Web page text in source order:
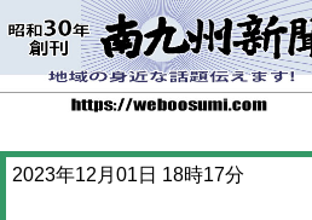
2023年12月01日 18時17分